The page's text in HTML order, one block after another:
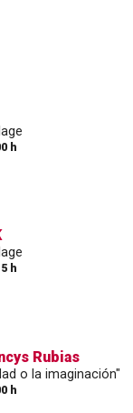
h
h
Rubias
o la imaginación"
h